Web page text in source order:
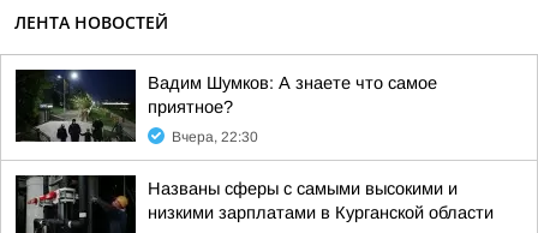
ЛЕНТА НОВОСТЕЙ
Вадим Шумков: А знаете что самое
приятное?
Вчера, 22:30
Названы сферы с самыми высокими и
низкими зарплатами в Курганской области